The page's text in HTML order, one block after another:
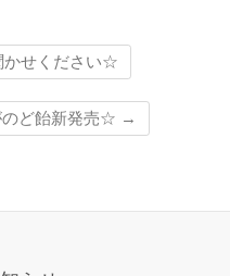
せください☆
ど飴新発売☆ →